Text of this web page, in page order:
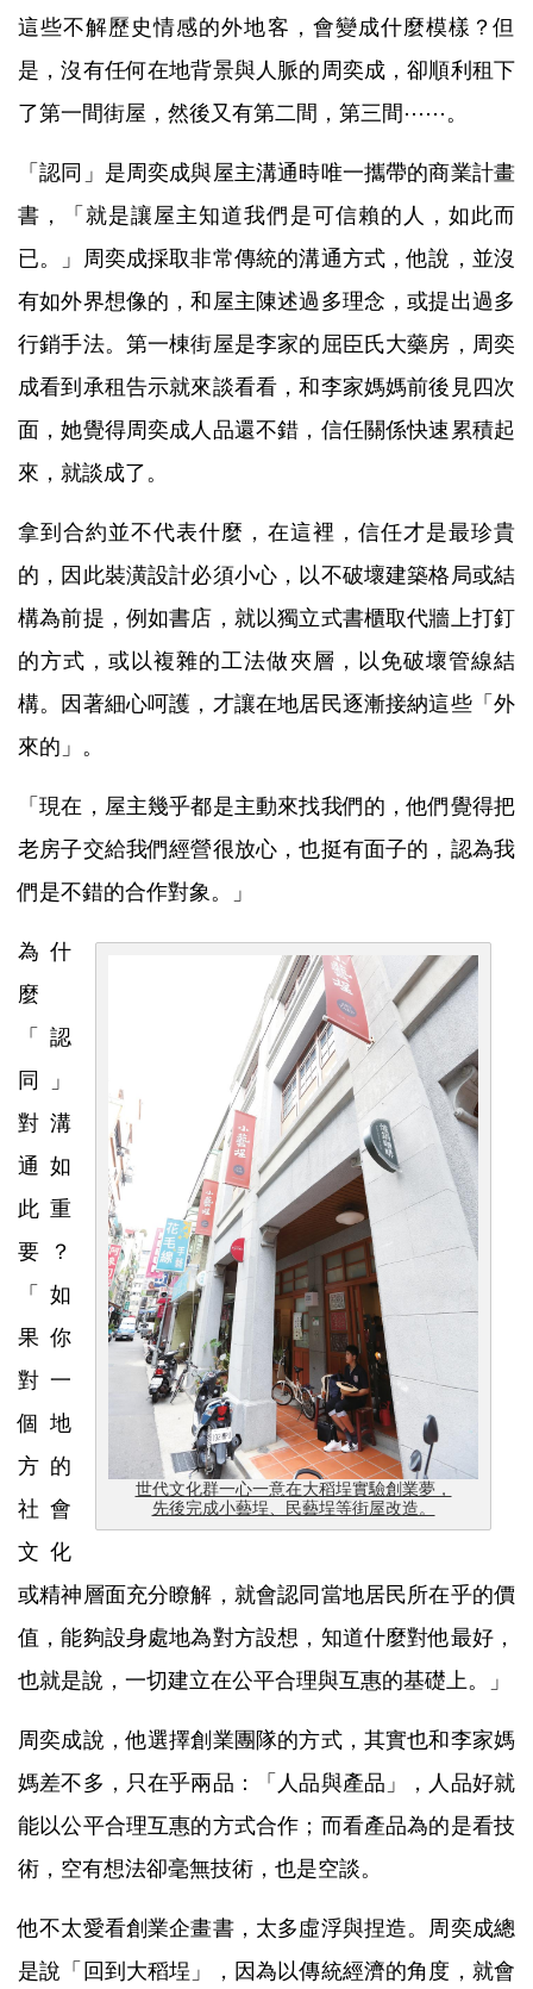
這些不解歷史情感的外地客，會變成什麼模樣？但
是，沒有任何在地背景與人脈的周奕成，卻順利租下
了第一間街屋，然後又有第二間，第三間 ⋯⋯。
「認同」是周奕成與屋主溝通時唯一攜帶的商業計畫
書，「就是讓屋主知道我們是可信賴的人，如此而
已。」周奕成採取非常傳統的溝通方式，他說，並沒
有如外界想像的，和屋主陳述過多理念，或提出過多
行銷手法。第一棟街屋是李家的屈臣氏大藥房，周奕
成看到承租告示就來談看看，和李家媽媽前後見四次
面，她覺得周奕成人品還不錯，信任關係快速累積起
來，就談成了。
拿到合約並不代表什麼，在這裡，信任才是最珍貴
的，因此裝潢設計必須小心，以不破壞建築格局或結
構為前提，例如書店，就以獨立式書櫃取代牆上打釘
的方式，或以複雜的工法做夾層，以免破壞管線結
構。因著細心呵護，才讓在地居民逐漸接納這些「外
來的」。
「現在，屋主幾乎都是主動來找我們的，他們覺得把
老房子交給我們經營很放心，也挺有面子的，認為我
們是不錯的合作對象。」
世代文化群一心一意在大稻埕實驗創業夢，
先後完成小藝埕、民藝埕等街屋改造。
為什
麼
「認
同」
對溝
通如
此重
要？
「如
果你
對一
個地
方的
社會
文化
或精神層面充分瞭解，就會認同當地居民所在乎的價
值，能夠設身處地為對方設想，知道什麼對他最好，
也就是說，一切建立在公平合理與互惠的基礎上。」
周奕成說，他選擇創業團隊的方式，其實也和李家媽
媽差不多，只在乎兩品：「人品與產品」，人品好就
能以公平合理互惠的方式合作；而看產品為的是看技
術，空有想法卻毫無技術，也是空談。
他不太愛看創業企畫書，太多虛浮與捏造。周奕成總
是說「回到大稻埕」，因為以傳統經濟的角度，就會